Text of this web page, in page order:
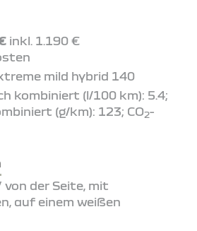
inkl. 1.190 €
mild hybrid 140
kombiniert (l/100 km): 5.4;
(g/km): 123; CO2-